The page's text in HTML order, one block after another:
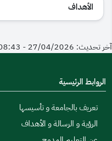
الأهداف
آخر تحديث: 27/04/2026 - 08:43
الروابط الرئيسية
تعريف بالجامعة و تأسيسها
الرؤية و الرسالة و الأهداف